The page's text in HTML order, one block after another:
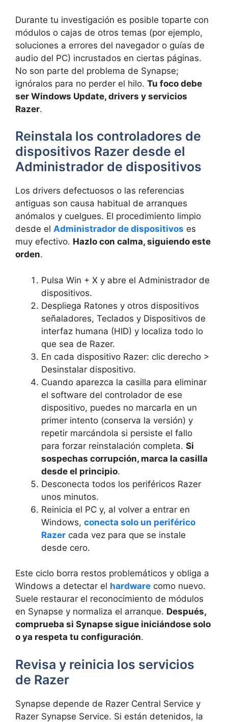
Durante tu investigación es posible toparte con
módulos o cajas de otros temas (por ejemplo,
soluciones a errores del navegador o guías de
audio del PC) incrustados en ciertas páginas.
No son parte del problema de Synapse;
ignóralos para no perder el hilo. Tu foco debe
ser Windows Update, drivers y servicios
Razer.
Reinstala los controladores de
dispositivos Razer desde el
Administrador de dispositivos
Los drivers defectuosos o las referencias
antiguas son causa habitual de arranques
anómalos y cuelgues. El procedimiento limpio
desde el Administrador de dispositivos es
muy efectivo. Hazlo con calma, siguiendo este
orden.
Pulsa Win + X y abre el Administrador de
dispositivos.
Despliega Ratones y otros dispositivos
señaladores, Teclados y Dispositivos de
interfaz humana (HID) y localiza todo lo
que sea de Razer.
En cada dispositivo Razer: clic derecho >
Desinstalar dispositivo.
Cuando aparezca la casilla para eliminar
el software del controlador de ese
dispositivo, puedes no marcarla en un
primer intento (conserva la versión) y
repetir marcándola si persiste el fallo
para forzar reinstalación completa. Si
sospechas corrupción, marca la casilla
desde el principio.
Desconecta todos los periféricos Razer
unos minutos.
Reinicia el PC y, al volver a entrar en
Windows, conecta solo un periférico
Razer cada vez para que se instale
desde cero.
Este ciclo borra restos problemáticos y obliga a
Windows a detectar el hardware como nuevo.
Suele restaurar el reconocimiento de módulos
en Synapse y normaliza el arranque. Después,
comprueba si Synapse sigue iniciándose solo
o ya respeta tu configuración.
Revisa y reinicia los servicios
de Razer
Synapse depende de Razer Central Service y
Razer Synapse Service. Si están detenidos, la